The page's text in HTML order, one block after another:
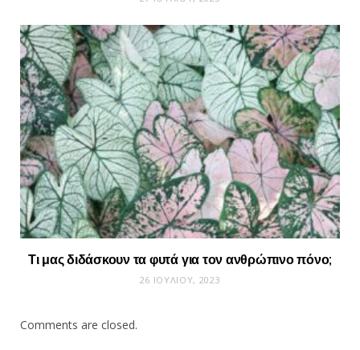
Τι μας διδάσκουν τα φυτά για τον ανθρώπινο πόνο;
26 ΙΟΥΛΊΟΥ, 2023
Comments are closed.